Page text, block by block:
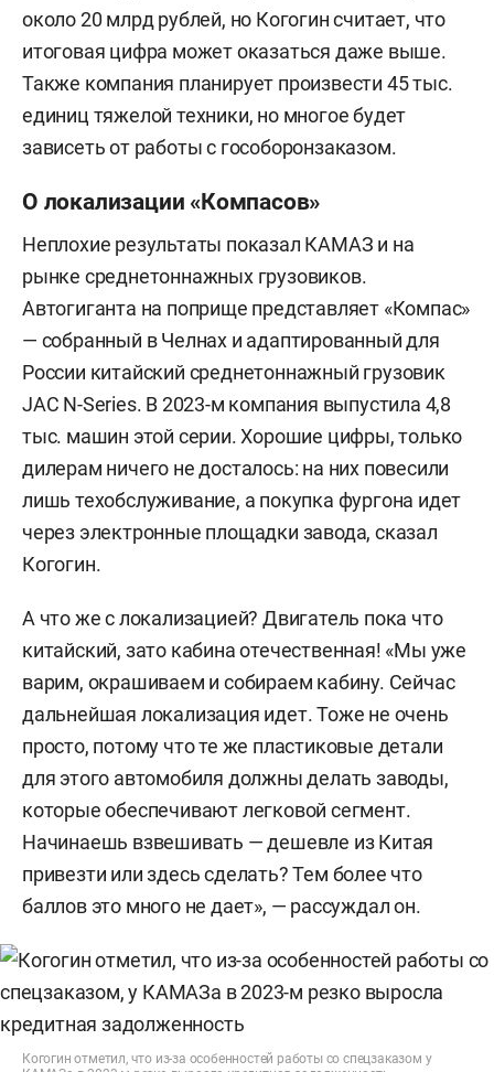
около 20 млрд рублей, но Когогин считает, что
итоговая цифра может оказаться даже выше.
Также компания планирует произвести 45 тыс.
единиц тяжелой техники, но многое будет
зависеть от работы с гособоронзаказом.
О локализации «Компасов»
Неплохие результаты показал КАМАЗ и на
рынке среднетоннажных грузовиков.
Автогиганта на поприще представляет «Компас»
— собранный в Челнах и адаптированный для
России китайский среднетоннажный грузовик
JAC N-Series. В 2023-м компания выпустила 4,8
тыс. машин этой серии. Хорошие цифры, только
дилерам ничего не досталось: на них повесили
лишь техобслуживание, а покупка фургона идет
через электронные площадки завода, сказал
Когогин.
А что же с локализацией? Двигатель пока что
китайский, зато кабина отечественная! «Мы уже
варим, окрашиваем и собираем кабину. Сейчас
дальнейшая локализация идет. Тоже не очень
просто, потому что те же пластиковые детали
для этого автомобиля должны делать заводы,
которые обеспечивают легковой сегмент.
Начинаешь взвешивать — дешевле из Китая
привезти или здесь сделать? Тем более что
баллов это много не дает», — рассуждал он.
Когогин отметил, что из-за особенностей работы со спецзаказом у